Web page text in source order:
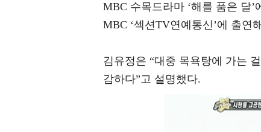
MBC 수목드라마 ‘해를 품은 달
MBC ‘섹션TV연예통신’에 출연
김유정은 “대중 목욕탕에 가는
감하다”고 설명했다.